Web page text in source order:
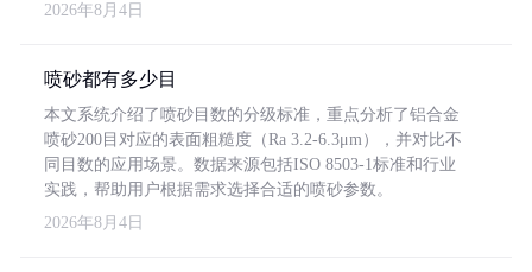
2026年8月4日
喷砂都有多少目
本文系统介绍了喷砂目数的分级标准，重点分析了铝合金
喷砂200目对应的表面粗糙度（Ra 3.2-6.3μm），并对比不
同目数的应用场景。数据来源包括ISO 8503-1标准和行业
实践，帮助用户根据需求选择合适的喷砂参数。
2026年8月4日